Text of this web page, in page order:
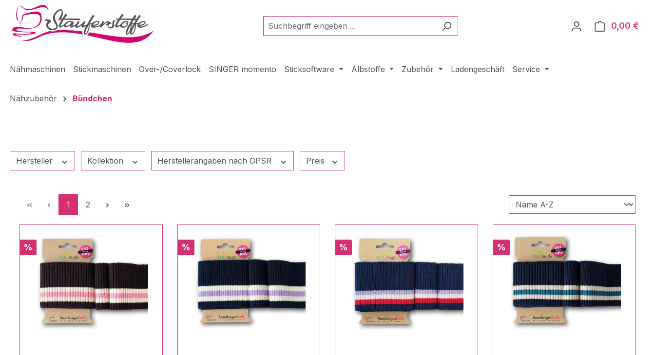
Hauptinhalt springen
Zur Suche springen
Zur Hauptnavigation springen
0,00 €
Nähmaschinen Stickmaschinen Over-/Coverlock SINGER momento Sticksoftware Albstoffe Zubehör Ladengeschäft Service
Nähzubehör Bündchen
Hersteller Kollektion Herstellerangaben nach GPSR Preis
Seite
1 Seite
2
Rabatt
% Rabatt
% Rabatt
% Rabatt
%